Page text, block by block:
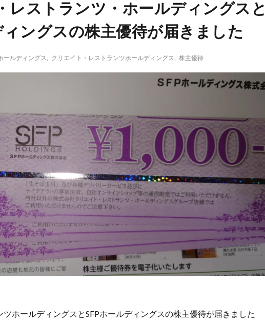
レストランツ・ホールディングスと
ィングスの株主優待が届きました
ールディングス クリエイト・レストランツホールディングス 株主優待
ホールディングスとSFPホールディングスの株主優待が届きました